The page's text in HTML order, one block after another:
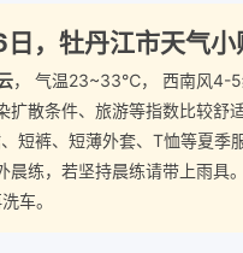
，牡丹江市天气小
， 气温23~33℃， 西南风4-5
扩散条件、旅游等指数比较舒
裤、短薄外套、T恤等夏季
晨练，若坚持晨练请带上雨
车。